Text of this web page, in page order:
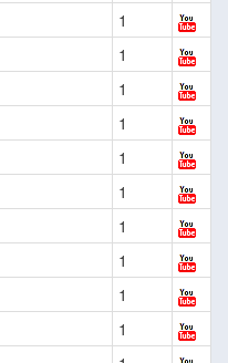
1
1
1
1
1
1
1
1
1
1